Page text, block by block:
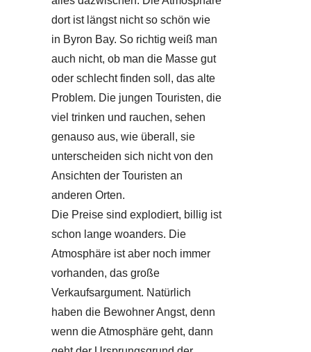
dort ist längst nicht so schön wie
in Byron Bay. So richtig weiß man
auch nicht, ob man die Masse gut
oder schlecht finden soll, das alte
Problem. Die jungen Touristen, die
viel trinken und rauchen, sehen
genauso aus, wie überall, sie
unterscheiden sich nicht von den
Ansichten der Touristen an
anderen Orten.
Die Preise sind explodiert, billig ist
schon lange woanders. Die
Atmosphäre ist aber noch immer
vorhanden, das große
Verkaufsargument. Natürlich
haben die Bewohner Angst, denn
wenn die Atmosphäre geht, dann